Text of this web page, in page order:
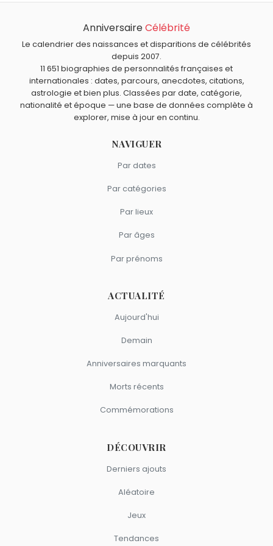
Joséphine de Beauharnais , André Rousselet
mai comme Erich Honecker.
Quels responsables politiques sont nés en 1912 comme
Kim Il-sungetAlfredo Stroessner
en 1912.
Quels responsables politiques sont du signe Vierge
comme Erich Honecker ?
Éric Zemmour,Roland Dumas,Ségolène Royal,Jean
JaurèsetYasser Arafatsont du signe Vierge.
AnniversaireCélébrité
Le calendrier des naissances et disparitions de célébrités
depuis 2007.
11 651 biographies de personnalités françaises et
internationales : dates, parcours, anecdotes, citations,
astrologie et bien plus. Classées par date, catégorie,
nationalité et époque — une base de données complète à
explorer, mise à jour en continu.
NAVIGUER
Par dates
Par catégories
Par lieux
Par âges
Par prénoms
ACTUALITÉ
Aujourd'hui
Demain
Anniversaires marquants
Morts récents
Commémorations
DÉCOUVRIR
Derniers ajouts
Aléatoire
Jeux
Tendances